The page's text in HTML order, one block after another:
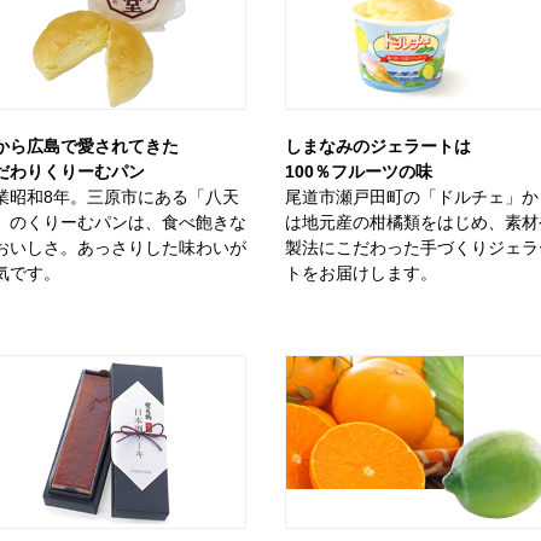
ら広島で愛されてきた
わりくりーむパン
昭和8年。三原市にある「八天
のくりーむパンは、食べ飽きな
いしさ。あっさりした味わいが
です。
しまなみのジェラートは
100％フルーツの味
尾道市瀬戸田町の「ドルチェ」か
は地元産の柑橘類をはじめ、素
製法にこだわった手づくりジェラ
トをお届けします。